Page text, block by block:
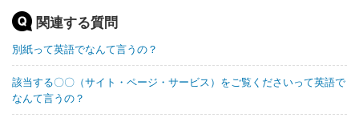
関連する質問
別紙って英語でなんて言うの？
該当する〇〇（サイト・ページ・サービス）をご覧くださいって英語で
なんて言うの？